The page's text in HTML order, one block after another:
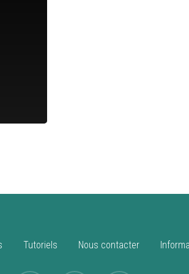
Tutoriels Nous contacter